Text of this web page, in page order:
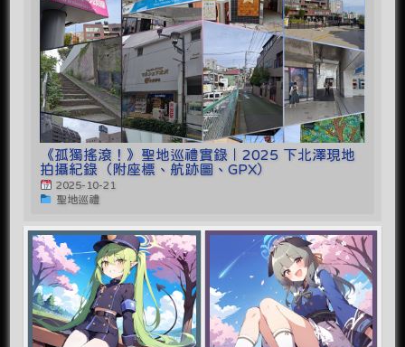
《孤獨搖滾！》聖地巡禮實錄｜2025 下北澤現地
拍攝紀錄（附座標、航跡圖、GPX）
2025-10-21
聖地巡禮